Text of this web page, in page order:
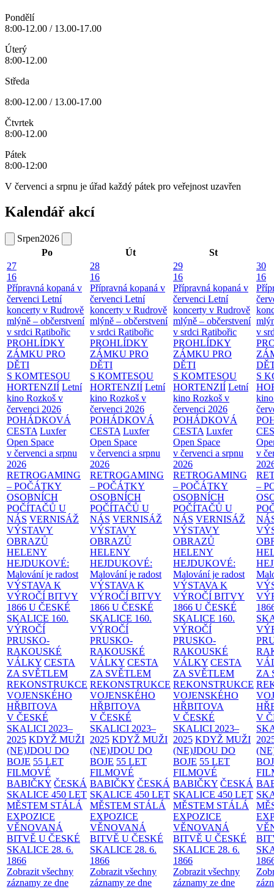
Pondělí
8:00-12.00 / 13.00-17.00
Úterý
8:00-12.00
Středa
8:00-12.00 / 13.00-17.00
Čtvrtek
8:00-12.00
Pátek
8:00-12:00
V červenci a srpnu je úřad každý pátek pro veřejnost uzavřen
Kalendář akcí
Srpen2026
Po
Út
St
27
16
Přípravná kopaná v
červenci Letní
koncerty v Rudrově
mlýně – občerstvení
v srdci Ratibořic
PROHLÍDKY
ZÁMKU PRO
DĚTI
S KOMTESOU
HORTENZIÍ Letní
kino Rozkoš v
červenci 2026
POHÁDKOVÁ
CESTA Luxfer
Open Space
v červenci a srpnu
2026
RETROGAMING
– POČÁTKY
OSOBNÍCH
POČÍTAČŮ U
NÁS VERNISÁŽ
VÝSTAVY
OBRAZŮ
HELENY
HEJDUKOVÉ:
Malování je radost
VÝSTAVA K
VÝROČÍ BITVY
1866 U ČESKÉ
SKALICE 160.
VÝROČÍ
PRUSKO-
RAKOUSKÉ
VÁLKY CESTA
ZA SVĚTLEM
REKONSTRUKCE
VOJENSKÉHO
HŘBITOVA
V ČESKÉ
SKALICI 2023–
2025 KDYŽ MUŽI
(NE)JDOU DO
BOJE 55 LET
FILMOVÉ
BABIČKY ČESKÁ
SKALICE 450 LET
MĚSTEM STÁLÁ
EXPOZICE
VĚNOVANÁ
BITVĚ U ČESKÉ
SKALICE 28. 6.
1866
Zobrazit všechny
záznamy ze dne
28
16
Přípravná kopaná v
červenci Letní
koncerty v Rudrově
mlýně – občerstvení
v srdci Ratibořic
PROHLÍDKY
ZÁMKU PRO
DĚTI
S KOMTESOU
HORTENZIÍ Letní
kino Rozkoš v
červenci 2026
POHÁDKOVÁ
CESTA Luxfer
Open Space
v červenci a srpnu
2026
RETROGAMING
– POČÁTKY
OSOBNÍCH
POČÍTAČŮ U
NÁS VERNISÁŽ
VÝSTAVY
OBRAZŮ
HELENY
HEJDUKOVÉ:
Malování je radost
VÝSTAVA K
VÝROČÍ BITVY
1866 U ČESKÉ
SKALICE 160.
VÝROČÍ
PRUSKO-
RAKOUSKÉ
VÁLKY CESTA
ZA SVĚTLEM
REKONSTRUKCE
VOJENSKÉHO
HŘBITOVA
V ČESKÉ
SKALICI 2023–
2025 KDYŽ MUŽI
(NE)JDOU DO
BOJE 55 LET
FILMOVÉ
BABIČKY ČESKÁ
SKALICE 450 LET
MĚSTEM STÁLÁ
EXPOZICE
VĚNOVANÁ
BITVĚ U ČESKÉ
SKALICE 28. 6.
1866
Zobrazit všechny
záznamy ze dne
29
16
Přípravná kopaná v
červenci Letní
koncerty v Rudrově
mlýně – občerstvení
v srdci Ratibořic
PROHLÍDKY
ZÁMKU PRO
DĚTI
S KOMTESOU
HORTENZIÍ Letní
kino Rozkoš v
červenci 2026
POHÁDKOVÁ
CESTA Luxfer
Open Space
v červenci a srpnu
2026
RETROGAMING
– POČÁTKY
OSOBNÍCH
POČÍTAČŮ U
NÁS VERNISÁŽ
VÝSTAVY
OBRAZŮ
HELENY
HEJDUKOVÉ:
Malování je radost
VÝSTAVA K
VÝROČÍ BITVY
1866 U ČESKÉ
SKALICE 160.
VÝROČÍ
PRUSKO-
RAKOUSKÉ
VÁLKY CESTA
ZA SVĚTLEM
REKONSTRUKCE
VOJENSKÉHO
HŘBITOVA
V ČESKÉ
SKALICI 2023–
2025 KDYŽ MUŽI
(NE)JDOU DO
BOJE 55 LET
FILMOVÉ
BABIČKY ČESKÁ
SKALICE 450 LET
MĚSTEM STÁLÁ
EXPOZICE
VĚNOVANÁ
BITVĚ U ČESKÉ
SKALICE 28. 6.
1866
Zobrazit všechny
záznamy ze dne
30
16
v
S
v
–
ZA
V